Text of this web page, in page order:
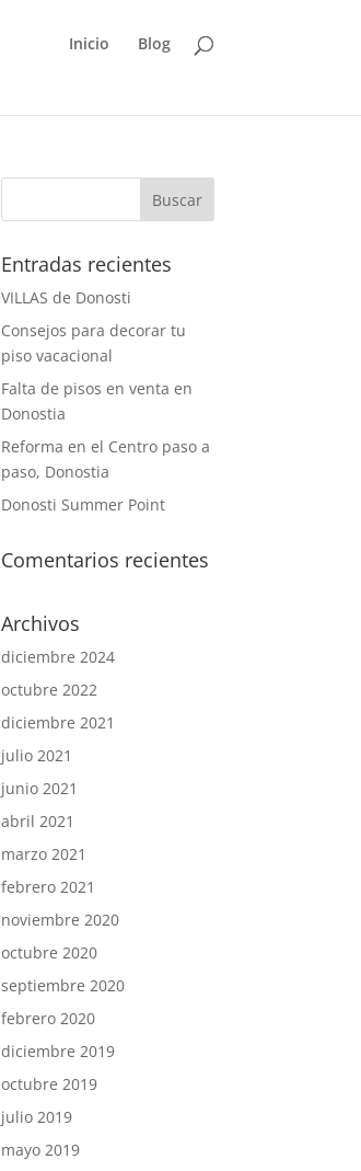
Inicio Blog
Entradas recientes
VILLAS de Donosti
Consejos para decorar tu
piso vacacional
Falta de pisos en venta en
Donostia
Reforma en el Centro paso a
paso, Donostia
Donosti Summer Point
Comentarios recientes
Archivos
diciembre 2024
octubre 2022
diciembre 2021
julio 2021
junio 2021
abril 2021
marzo 2021
febrero 2021
noviembre 2020
octubre 2020
septiembre 2020
febrero 2020
diciembre 2019
octubre 2019
julio 2019
mayo 2019